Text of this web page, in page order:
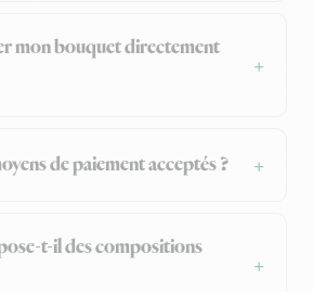
mon bouquet directement
de paiement acceptés ?
t-il des compositions